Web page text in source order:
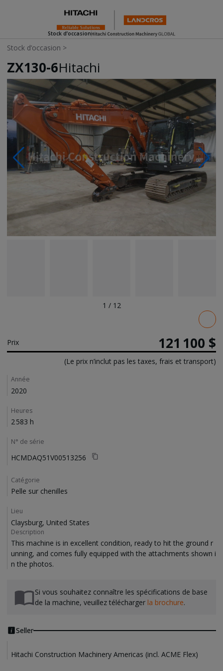
Stock d’occasion
Stock d’occasion >
ZX130-6Hitachi
Photos & Videos
1 / 12
Prix 121 100 $
(Le prix n’inclut pas les taxes, frais et transport)
Details
Année
2020
Heures
2 583 h
N° de série
HCMDAQ51V00513256
Catégorie
Pelle sur chenilles
Lieu
Claysburg, United States
Description
This machine is in excellent condition, ready to hit the ground r
unning, and comes fully equipped with the attachments shown i
Si vous souhaitez connaître les spécifications de base
de la machine, veuillez télécharger la brochure.
Seller
Hitachi Construction Machinery Americas (incl. ACME Flex)